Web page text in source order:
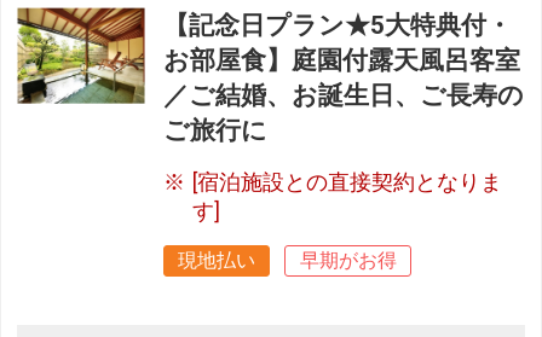
【記念日プラン★5大特典付・
お部屋食】庭園付露天風呂客室
／ご結婚、お誕生日、ご長寿の
ご旅行に
[宿泊施設との直接契約となりま
す]
現地払い 早期がお得